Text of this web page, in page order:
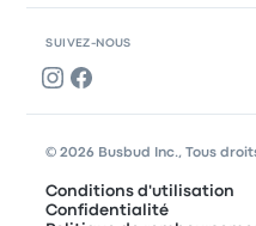
SUIVEZ-NOUS
© 2026 Busbud Inc., Tous
Conditions d'utilisation
Confidentialité